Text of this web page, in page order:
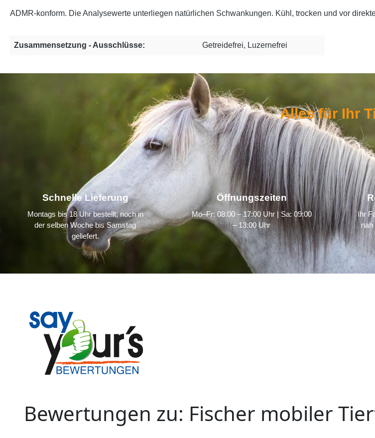
ADMR-konform. Die Analysewerte unterliegen natürlichen Schwankungen. Kühl, trocken und vor
Zusammensetzung - Ausschlüsse: Getreidefrei, Luzernefrei
Alles für Ihr
Schnelle Lieferung
Montags bis 18 Uhr bestellt, noch in
der selben Woche bis Samstag
geliefert.
Öffnungszeiten
Mo–Fr: 08:00 – 17:00 Uhr | Sa: 09:00
– 13:00 Uhr
Ihr